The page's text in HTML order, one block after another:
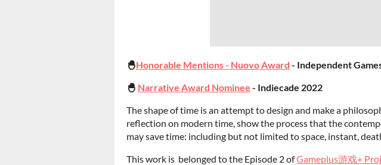
🐣Honorable Mentions - Nuovo Award - Independent
🐣 Narrative Award Nominee - Indiecade 2022
The shape of time is an attempt to design and make a
reflection on modern time, show the process that the
may save time: including but not limited to space, instant,
This work is belonged to the Episode 2 ofGameplus游戏+